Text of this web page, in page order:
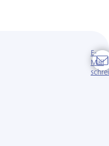
E-
Mail